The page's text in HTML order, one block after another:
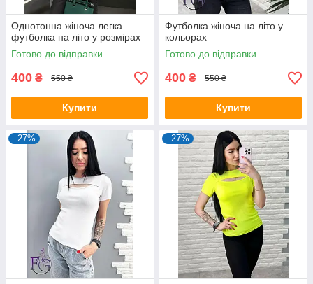
Однотонна жіноча легка
футболка на літо у розмірах
Готово до відправки
400 ₴ 550 ₴
Купити
Футболка жіноча на літо у
кольорах
Готово до відправки
400 ₴ 550 ₴
Купити
–27% –27%